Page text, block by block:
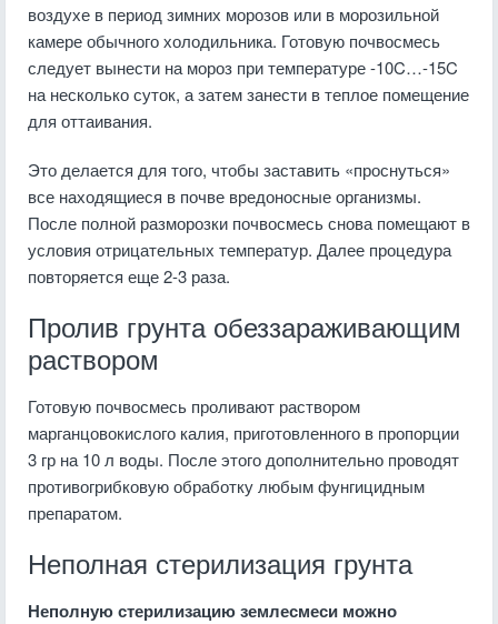
воздухе в период зимних морозов или в морозильной
камере обычного холодильника. Готовую почвосмесь
следует вынести на мороз при температуре -10C…-15C
на несколько суток, а затем занести в теплое помещение
для оттаивания.
Это делается для того, чтобы заставить «проснуться»
все находящиеся в почве вредоносные организмы.
После полной разморозки почвосмесь снова помещают в
условия отрицательных температур. Далее процедура
повторяется еще 2-3 раза.
Пролив грунта обеззараживающим
раствором
Готовую почвосмесь проливают раствором
марганцовокислого калия, приготовленного в пропорции
3 гр на 10 л воды. После этого дополнительно проводят
противогрибковую обработку любым фунгицидным
препаратом.
Неполная стерилизация грунта
Неполную стерилизацию землесмеси можно